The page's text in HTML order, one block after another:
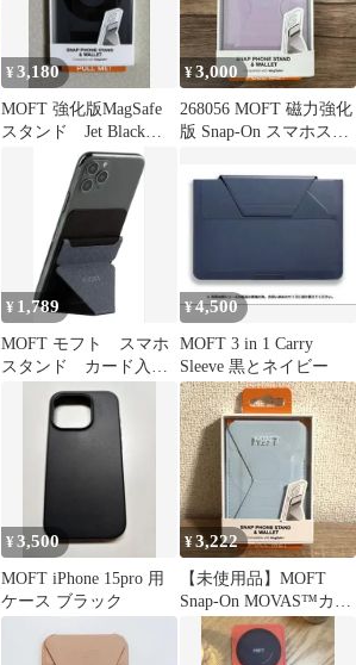
¥3,180
MOFT 強化版MagSafe
スタンド Jet Black
縦横対応 新品
¥3,000
268056 MOFT 磁力強化
版 Snap-On スマホスタ
¥ 1,789
MOFT モフト スマホ
スタンド カード入
れ 定期入れ スキミ
ング 横置き よこ
¥4,500
MOFT 3 in 1 Carry
Sleeve 黒とネイビー
¥3,500
MOFT iPhone 15pro 用
ケース ブラック
¥3,222
【未使用品】MOFT
Snap-On MOVAS™カー
ドケース ●ミストブル